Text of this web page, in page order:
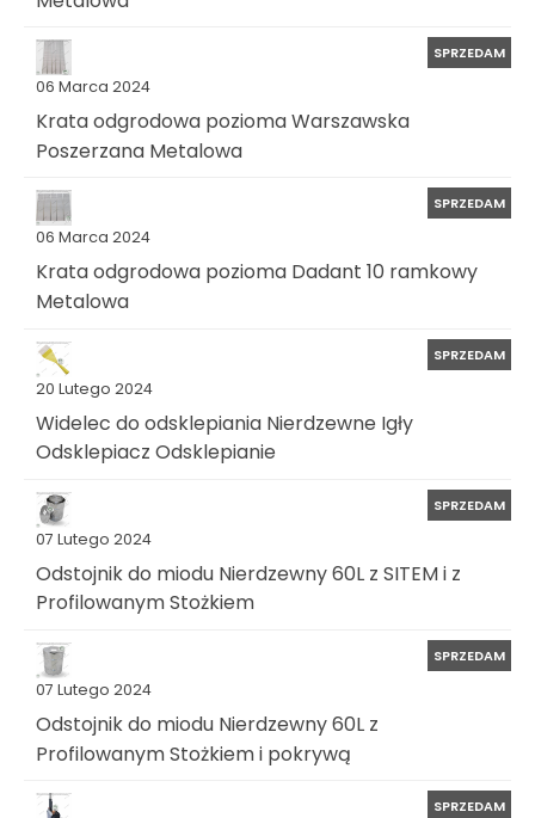
06 Marca 2024
SPRZEDAM
Krata odgrodowa pozioma Warszawska
Poszerzana Metalowa
06 Marca 2024
SPRZEDAM
Krata odgrodowa pozioma Dadant 10 ramkowy
Metalowa
20 Lutego 2024
SPRZEDAM
Widelec do odsklepiania Nierdzewne Igły
Odsklepiacz Odsklepianie
07 Lutego 2024
SPRZEDAM
Odstojnik do miodu Nierdzewny 60L z SITEM i z
Profilowanym Stożkiem
07 Lutego 2024
SPRZEDAM
Odstojnik do miodu Nierdzewny 60L z
Profilowanym Stożkiem i pokrywą
SPRZEDAM